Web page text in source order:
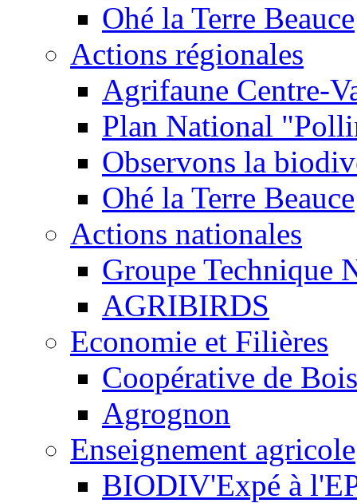
Ohé la Terre Beauce
Actions régionales
Agrifaune Centre-
Plan National
Observons la
Ohé la Terre Beauce
Actions nationales
Groupe Technique
AGRIBIRDS
Economie et Filières
Coopérative de
Agrognon
Enseignement agricole
BIODIV'Expé à